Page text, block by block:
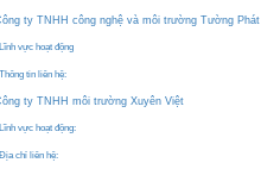
ty TNHH công nghệ và môi trường Tường Phát
vực hoạt động
tin liên hệ:
ty TNHH môi trường Xuyên Việt
vực hoạt động:
chỉ liên hệ: